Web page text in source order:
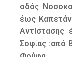
οδός
έως
Αντίστασης
Σοφίας :από